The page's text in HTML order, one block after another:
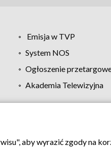
Emisja w TVP
System NOS
Ogłoszenie
Akademia Telewizyjna
Regulamin TVP Polityka
aby wyrazić zgody na